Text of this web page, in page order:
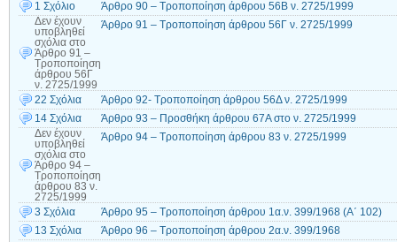
1 Σχόλιο
Άρθρο 90 – Τροποποίηση άρθρου 56Β ν. 2725/1999
Δεν έχουν
υποβληθεί
σχόλια στο
Άρθρο 91 –
Τροποποίηση
άρθρου 56Γ
ν. 2725/1999
Άρθρο 91 – Τροποποίηση άρθρου 56Γ ν. 2725/1999
22 Σχόλια
Άρθρο 92- Τροποποίηση άρθρου 56Δ ν. 2725/1999
14 Σχόλια
Άρθρο 93 – Προσθήκη άρθρου 67Α στο ν. 2725/1999
Δεν έχουν
υποβληθεί
σχόλια στο
Άρθρο 94 –
Τροποποίηση
άρθρου 83 ν.
2725/1999
Άρθρο 94 – Τροποποίηση άρθρου 83 ν. 2725/1999
3 Σχόλια
Άρθρο 95 – Τροποποίηση άρθρου 1α.ν. 399/1968 (Α΄ 102)
13 Σχόλια
Άρθρο 96 – Τροποποίηση άρθρου 2α.ν. 399/1968